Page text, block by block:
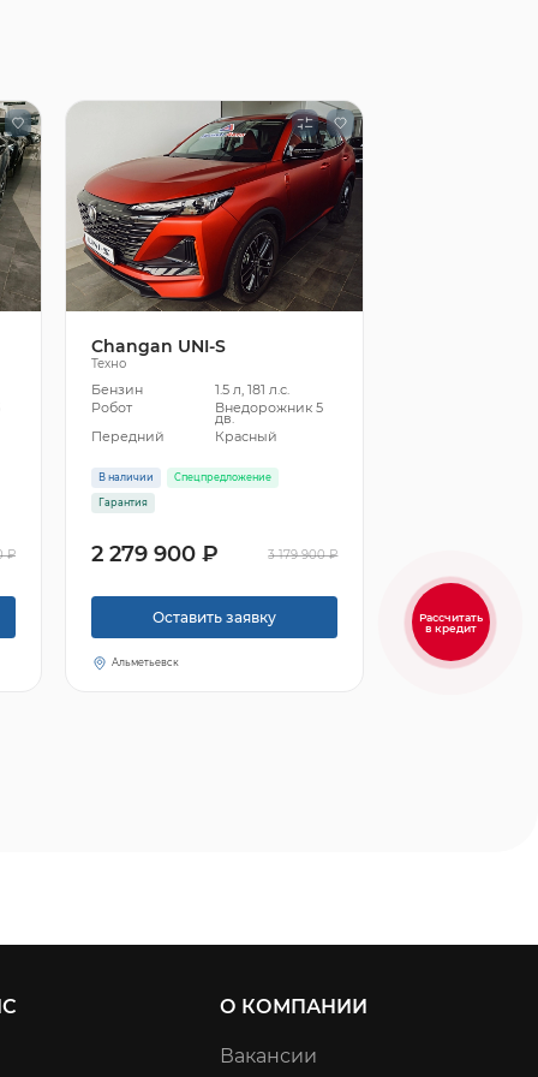
₽
Changan UNI-S
Техно
Бензин
1.5 л, 181 л.с.
Робот
Внедорожник 5
дв.
Передний
Красный
В наличии Спецпредложение
Гарантия
2 279 900 ₽ 3 179 900 ₽
Оставить заявку
Альметьевск
О КОМПАНИИ
Вакансии
Рассчитать
в кредит